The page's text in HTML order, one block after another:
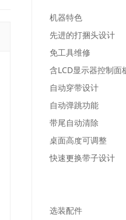
机器特色
先进的打捆头设计
免工具维修
含LCD显示器控制面
自动穿带设计
自动弹跳功能
带尾自动清除
桌面高度可调整
快速更换带子设计
选装配件